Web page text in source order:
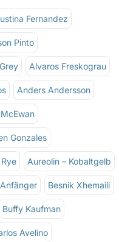
Fernandez
Pinto
Alvaros Freskograu
Anders Andersson
Gonzales
Aureolin – Kobaltgelb
Anfänger Besnik Xhemaili
Buffy Kaufman
Avelino